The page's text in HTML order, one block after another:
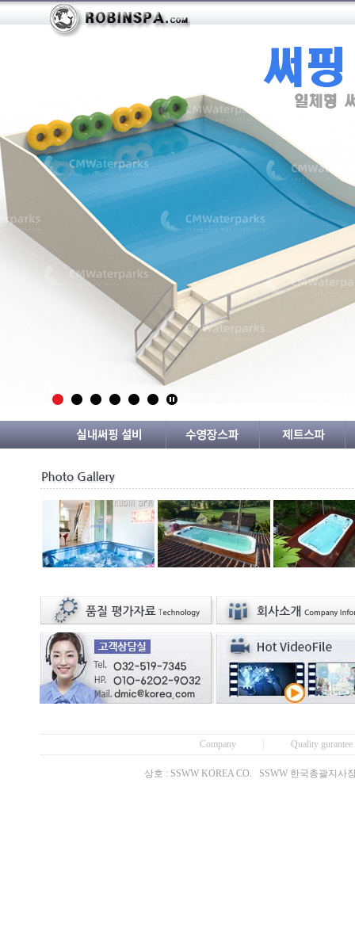
Company Quality gurantee
상호 : SSWW KOREA CO. SSWW 한국총괄지사